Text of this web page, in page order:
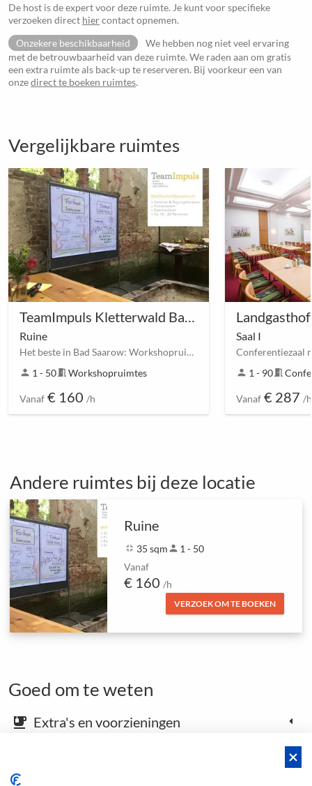
De host is de expert voor deze ruimte. Je kunt voor specifieke
verzoeken direct hiercontact opnemen.
Onzekere beschikbaarheid
We hebben nog niet veel ervaring
met de betrouwbaarheid van deze ruimte. We raden aan om gratis
een extra ruimte als back-up te reserveren. Bij voorkeur een van
onzedirect te boeken ruimtes.
Vergelijkbare ruimtes
Ruine
Het beste in Bad Saarow: Workshopruimte
person 1 - 50meeting_room Workshopruimtes
Vanaf € 160 /h
Saal I
person 1 - 90meeting_room
Vanaf € 287 /h
Andere ruimtes bij deze locatie
Ruine
fullscreen_exit 35 sqmperson 1 - 50
Vanaf
€ 160 /h
VERZOEK OM TE BOEKEN
Goed om te weten
emoji_food_beverage Extra's en voorzieningen